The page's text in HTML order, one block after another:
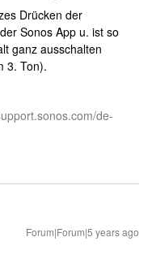
Drücken der
Sonos App u. ist so
ganz ausschalten
3. Ton).
de-
Forum|Forum|5 years ago